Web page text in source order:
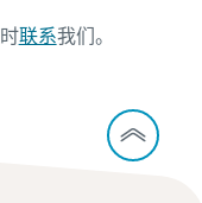
。
联系我们。